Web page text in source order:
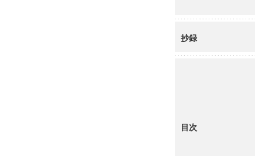
抄録
目次